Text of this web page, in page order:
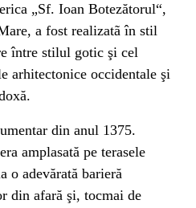
„Sf. Ioan Botezătorul“,
, a fost realizatã în stil
între stilul gotic şi cel
arhitectonice occidentale şi
din anul 1375.
amplasată pe terasele
o adevărată barieră
din afară şi, tocmai de